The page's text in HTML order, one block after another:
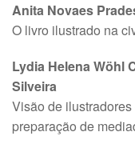
Anita Novaes
O livro ilustrado na
Lydia Helena Wöhl
Silveira
Visão de
preparação de